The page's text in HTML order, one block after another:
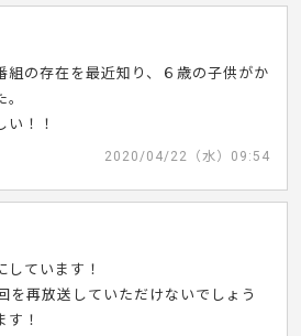
組の存在を最近知り、６歳の子供がか
い！！
2020/04/22（水）09:54
しています！
を再放送していただけないでしょう
す！